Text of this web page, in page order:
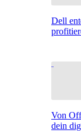
Dell
Von
dein